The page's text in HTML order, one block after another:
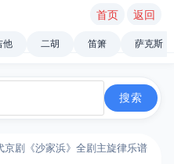
首页 返回
他 二胡 笛箫 萨克斯
京剧《沙家浜》全剧主旋律乐谱